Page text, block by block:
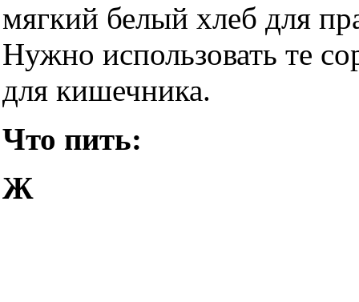
мягкий белый хлеб для
Нужно использовать те
для кишечника.
Что пить:
Ж